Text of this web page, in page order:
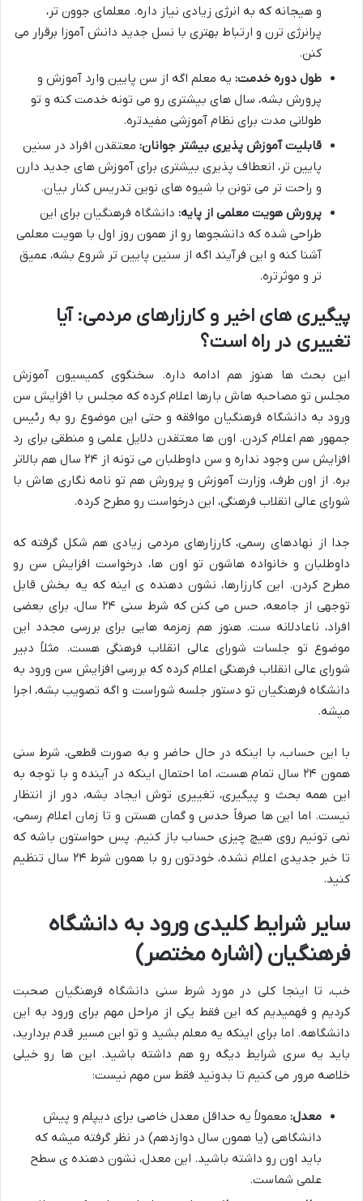
و هیجانه که به انرژی زیادی نیاز داره. معلمای جوون تر،
پرانرژی ترن و ارتباط بهتری با نسل جدید دانش آموزا برقرار می
کنن.
طول دوره خدمت: یه معلم اگه از سن پایین وارد آموزش و
پرورش بشه، سال های بیشتری رو می تونه خدمت کنه و تو
طولانی مدت برای نظام آموزشی مفیدتره.
قابلیت آموزش پذیری بیشتر جوانان: معتقدن افراد در سنین
پایین تر، انعطاف پذیری بیشتری برای آموزش های جدید دارن
و راحت تر می تونن با شیوه های نوین تدریس کنار بیان.
پرورش هویت معلمی از پایه: دانشگاه فرهنگیان برای این
طراحی شده که دانشجوها رو از همون روز اول با هویت معلمی
آشنا کنه و این فرآیند اگه از سنین پایین تر شروع بشه، عمیق
تر و موثرتره.
پیگیری های اخیر و کارزارهای مردمی: آیا
تغییری در راه است؟
این بحث ها هنوز هم ادامه داره. سخنگوی کمیسیون آموزش
مجلس تو مصاحبه هاش بارها اعلام کرده که مجلس با افزایش سن
ورود به دانشگاه فرهنگیان موافقه و حتی این موضوع رو به رئیس
جمهور هم اعلام کردن. اون ها معتقدن دلایل علمی و منطقی برای رد
افزایش سن وجود نداره و سن داوطلبان می تونه از ۲۴ سال هم بالاتر
بره. از اون طرف، وزارت آموزش و پرورش هم تو نامه نگاری هاش با
شورای عالی انقلاب فرهنگی، این درخواست رو مطرح کرده.
جدا از نهادهای رسمی، کارزارهای مردمی زیادی هم شکل گرفته که
داوطلبان و خانواده هاشون تو اون ها، درخواست افزایش سن رو
مطرح کردن. این کارزارها، نشون دهنده ی اینه که یه بخش قابل
توجهی از جامعه، حس می کنن که شرط سنی ۲۴ سال، برای بعضی
افراد، ناعادلانه ست. هنوز هم زمزمه هایی برای بررسی مجدد این
موضوع تو جلسات شورای عالی انقلاب فرهنگی هست. مثلاً دبیر
شورای عالی انقلاب فرهنگی اعلام کرده که بررسی افزایش سن ورود به
دانشگاه فرهنگیان تو دستور جلسه شوراست و اگه تصویب بشه، اجرا
میشه.
با این حساب، با اینکه در حال حاضر و به صورت قطعی، شرط سنی
همون ۲۴ سال تمام هست، اما احتمال اینکه در آینده و با توجه به
این همه بحث و پیگیری، تغییری توش ایجاد بشه، دور از انتظار
نیست. اما این ها صرفاً حدس و گمان هستن و تا زمان اعلام رسمی،
نمی تونیم روی هیچ چیزی حساب باز کنیم. پس حواستون باشه که
تا خبر جدیدی اعلام نشده، خودتون رو با همون شرط ۲۴ سال تنظیم
کنید.
سایر شرایط کلیدی ورود به دانشگاه
فرهنگیان (اشاره مختصر)
خب، تا اینجا کلی در مورد شرط سنی دانشگاه فرهنگیان صحبت
کردیم و فهمیدیم که این فقط یکی از مراحل مهم برای ورود به این
دانشگاهه. اما برای اینکه یه معلم بشید و تو این مسیر قدم بردارید،
باید یه سری شرایط دیگه رو هم داشته باشید. این ها رو خیلی
خلاصه مرور می کنیم تا بدونید فقط سن مهم نیست:
معدل: معمولاً یه حداقل معدل خاصی برای دیپلم و پیش
دانشگاهی (یا همون سال دوازدهم) در نظر گرفته میشه که
باید اون رو داشته باشید. این معدل، نشون دهنده ی سطح
علمی شماست.